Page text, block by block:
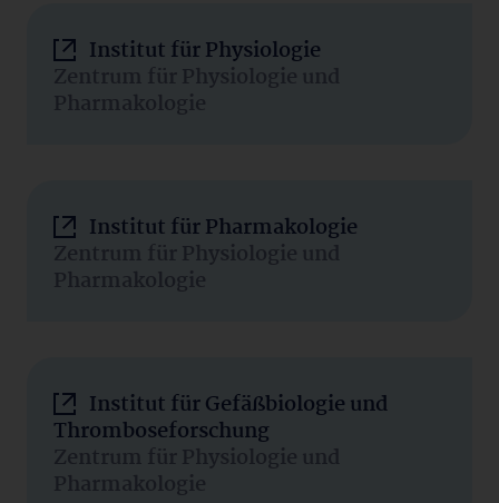
Institut für Physiologie
Zentrum für Physiologie und
Pharmakologie
Institut für Pharmakologie
Zentrum für Physiologie und
Pharmakologie
Institut für Gefäßbiologie und
Thromboseforschung
Zentrum für Physiologie und
Pharmakologie